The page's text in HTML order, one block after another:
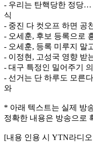
- 우리는 탄핵당한 정당…
식
- 중진 다 컷오프 하면 공
- 오세훈, 후보 등록으로
- 오세훈, 등록 미루지 말
- 이정현, 고성국 영향 받
- 대구 특정인 밀어주기
- 선거는 단 하루도 모른
와
* 아래 텍스트는 실제 방
정확한 내용은 방송으로
[내용 인용 시 YTN라디